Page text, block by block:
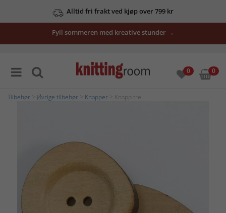
Alltid fri frakt ved kjøp over 799 kr
Fyll sommeren med kreative stunder →
0 0
Tilbehør Øvrige tilbehør Knapper > Knapp tre